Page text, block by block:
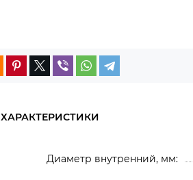
ХАРАКТЕРИСТИКИ
Диаметр внутренний, мм